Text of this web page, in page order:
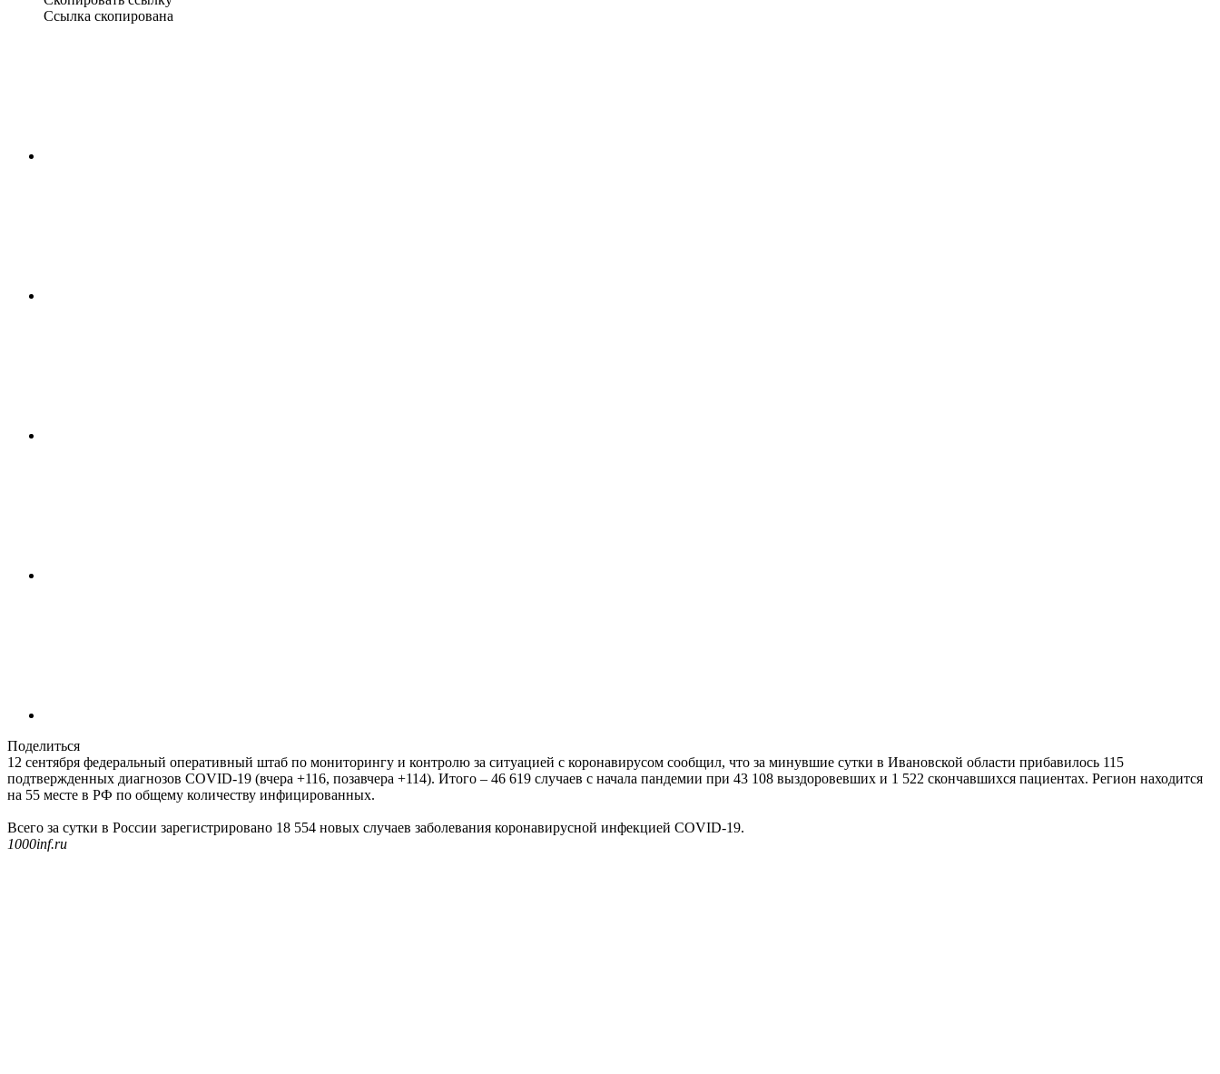
Ссылка скопирована
Поделиться
12 сентября федеральный оперативный штаб по мониторингу и контролю за ситуацией с коронавирусом сообщил, что за минувшие сутки в Ивановской области прибавилось 115
подтвержденных диагнозов COVID-19 (вчера +116, позавчера +114). Итого – 46 619 случаев с начала пандемии при 43 108 выздоровевших и 1 522 скончавшихся пациентах. Регион находится
на 55 месте в РФ по общему количеству инфицированных.
Всего за сутки в России зарегистрировано 18 554 новых случаев заболевания коронавирусной инфекцией COVID-19.
1000inf.ru